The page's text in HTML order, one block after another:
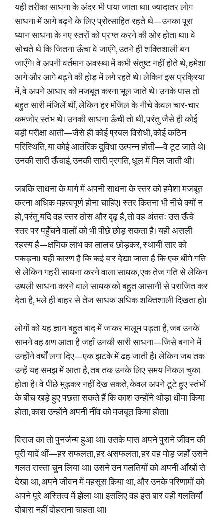
यही तरीका साधना के अंदर भी पाया जाता था। ज्यादातर लोग
साधना में आगे बढ़ने के लिए प्रोत्साहित रहते थे—उनका पूरा
ध्यान साधना के नए स्तरों को प्राप्त करने की ओर होता था। वे
सोचते थे कि जितना ऊँचा वे जाएँगे, उतने ही शक्तिशाली बन
जाएँगे। वे अपनी वर्तमान अवस्था में कभी संतुष्ट नहीं होते थे, हमेशा
आगे और आगे बढ़ने की होड़ में लगे रहते थे। लेकिन इस प्रक्रिया
में, वे अपने आधार को मजबूत करना भूल जाते थे। उनके पास तो
बहुत सारी मंजिलें थीं, लेकिन हर मंजिल के नीचे केवल चार-चार
कमजोर स्तंभ थे। उनकी साधना ऊँची तो थी, परंतु जैसे ही कोई
बड़ी परीक्षा आती—जैसे ही कोई प्रबल विरोधी, कोई कठिन
परिस्थिति, या कोई आतंरिक दुविधा उत्पन्न होती—वे टूट जाते थे।
उनकी सारी ऊँचाई, उनकी सारी प्रगति, धूल में मिल जाती थी।
जबकि साधना के मार्ग में अपनी साधना के स्तर को हमेशा मजबूत
करना अधिक महत्वपूर्ण होना चाहिए। स्तर कितना भी नीचे क्यों न
हो, परंतु यदि वह स्तर ठोस और दृढ़ है, तो वह अंततः उस ऊँचे
स्तर पर पहुँचने वालों को भी पीछे छोड़ सकता है। यही असली
रहस्य है—क्षणिक लाभ का लालच छोड़कर, स्थायी सार को
पकड़ना। यही कारण है कि कई बार देखा जाता है कि एक धीमे गति
से लेकिन गहरी साधना करने वाला साधक, एक तेज गति से लेकिन
उथली साधना करने वाले साधक को बहुत आसानी से पराजित कर
देता है, भले ही बाहर से तेज साधक अधिक शक्तिशाली दिखता हो।
लोगों को यह ज्ञान बहुत बाद में जाकर मालूम पड़ता है, जब उनके
सामने वह क्षण आता है जहाँ उनकी सारी साधना—जिसे बनाने में
उन्होंने वर्षों लगा दिए—एक झटके में ढह जाती है। लेकिन जब तक
उन्हें यह समझ में आता है, तब तक उनके लिए समय निकल चुका
होता है। वे पीछे मुड़कर नहीं देख सकते, केवल अपने टूटे हुए स्तंभों
के बीच खड़े हुए पछता सकते हैं कि काश उन्होंने थोड़ा धीमा किया
होता, काश उन्होंने अपनी नींव को मजबूत किया होता।
विराज का तो पुनर्जन्म हुआ था। उसके पास अपने पुराने जीवन की
पूरी यादें थीं—हर सफलता, हर असफलता, हर वह मोड़ जहाँ उसने
गलत रास्ता चुन लिया था। उसने उन गलतियों को अपनी आँखों से
देखा था, अपने जीवन में महसूस किया था, और उनके परिणामों को
अपने पूरे अस्तित्व में झेला था। इसलिए वह इस बार वही गलतियाँ
दोबारा नहीं दोहराना चाहता था।